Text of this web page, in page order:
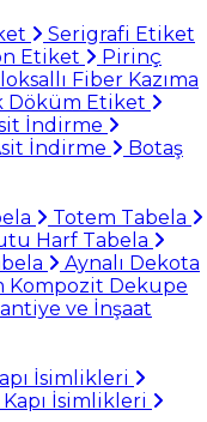
Serigrafi Etiket
Etiket
Pirinç
Fiber Kazıma
Döküm Etiket
İndirme
İndirme
Botaş
Totem Tabela
Harf Tabela
Aynalı Dekota
Kompozit Dekupe
ve İnşaat
İsimlikleri
İsimlikleri